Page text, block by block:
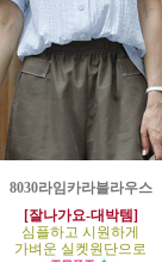
8030라임카라블라우스
[잘나가요-대박템]
심플하고 시원하게
가벼운 실켓원단으로